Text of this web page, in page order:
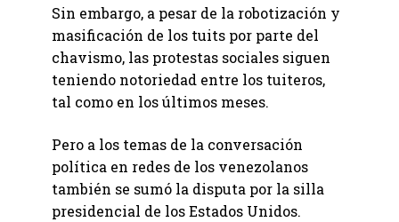
Sin embargo, a pesar de la robotización y
masificación de los tuits por parte del
chavismo, las protestas sociales siguen
teniendo notoriedad entre los tuiteros,
tal como en los últimos meses.
Pero a los temas de la conversación
política en redes de los venezolanos
también se sumó la disputa por la silla
presidencial de los Estados Unidos.